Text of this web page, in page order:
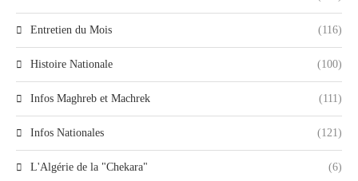
Entretien du Mois (116)
Histoire Nationale (100)
Infos Maghreb et Machrek (111)
Infos Nationales (121)
L'Algérie de la "Chekara" (6)